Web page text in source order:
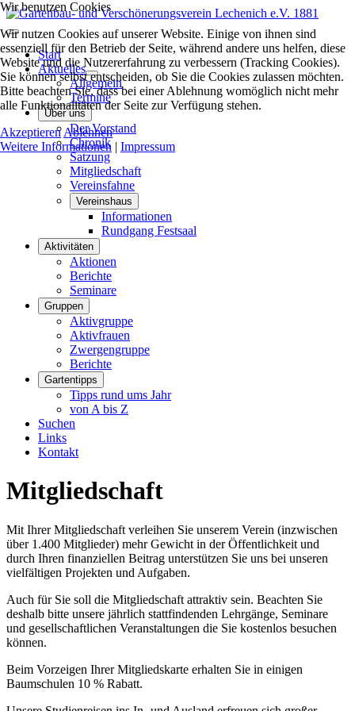
Start
Aktuelles
Allgemein
Termine
Über uns
Der Vorstand
Chronik
Satzung
Mitgliedschaft
Vereinsfahne
Vereinshaus
Informationen
Rundgang Festsaal
Aktivitäten
Aktionen
Berichte
Seminare
Gruppen
Aktivgruppe
Aktivfrauen
Zwergengruppe
Berichte
Gartentipps
Tipps rund ums Jahr
von A bis Z
Suchen
Links
Kontakt
Mitgliedschaft
Mit Ihrer Mitgliedschaft verleihen Sie unserem Verein (inzwischen
über 1.400 Mitglieder) mehr Gewicht in der Öffentlichkeit und
durch Ihren finanziellen Beitrag unterstützen Sie uns bei unseren
vielfältigen Projekten und Aufgaben.
Auch für Sie soll die Mitgliedschaft attraktiv sein. Beachten Sie
deshalb bitte unsere jährlich stattfindenden Lehrgänge, Seminare
und gesellschaftlichen Veranstaltungen die Sie kostenlos besuchen
können.
Beim Vorzeigen Ihrer Mitgliedskarte erhalten Sie in einigen
Baumschulen 10 % Rabatt.
Wir benutzen Cookies
Wir nutzen Cookies auf unserer Website. Einige von ihnen sind
essenziell für den Betrieb der Seite, während andere uns helfen, diese
Website und die Nutzererfahrung zu verbessern (Tracking Cookies).
Sie können selbst entscheiden, ob Sie die Cookies zulassen möchten.
Bitte beachten Sie, dass bei einer Ablehnung womöglich nicht mehr
alle Funktionalitäten der Seite zur Verfügung stehen.
Akzeptieren Ablehnen
Weitere Informationen | Impressum